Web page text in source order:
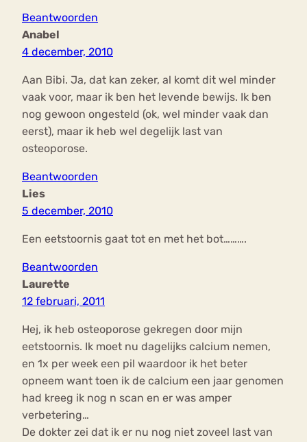
Beantwoorden
Anabel
4 december, 2010
Aan Bibi. Ja, dat kan zeker, al komt dit wel minder
vaak voor, maar ik ben het levende bewijs. Ik ben
nog gewoon ongesteld (ok, wel minder vaak dan
eerst), maar ik heb wel degelijk last van
osteoporose.
Beantwoorden
Lies
5 december, 2010
Een eetstoornis gaat tot en met het bot……….
Beantwoorden
Laurette
12 februari, 2011
Hej, ik heb osteoporose gekregen door mijn
eetstoornis. Ik moet nu dagelijks calcium nemen,
en 1x per week een pil waardoor ik het beter
opneem want toen ik de calcium een jaar genomen
had kreeg ik nog n scan en er was amper
verbetering…
De dokter zei dat ik er nu nog niet zoveel last van